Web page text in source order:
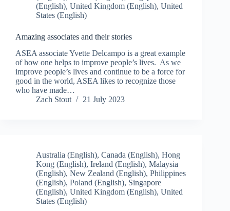
(English), United Kingdom (English), United
States (English)
Amazing associates and their stories
ASEA associate Yvette Delcampo is a great example
of how one helps to improve people’s lives. As we
improve people’s lives and continue to be a force for
good in the world, ASEA likes to recognize those
who have made…
Zach Stout
21 July 2023
Australia (English), Canada (English), Hong
Kong (English), Ireland (English), Malaysia
(English), New Zealand (English), Philippines
(English), Poland (English), Singapore
(English), United Kingdom (English), United
States (English)